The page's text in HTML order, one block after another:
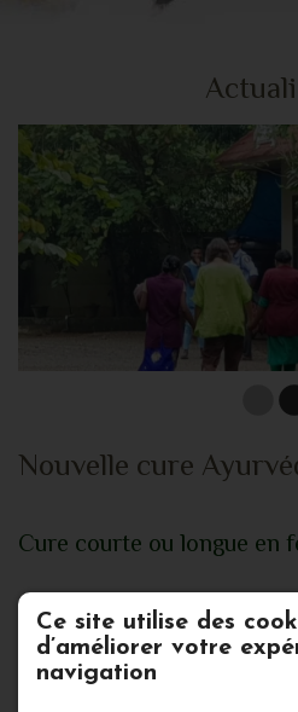
Nouvelle cure
Cure courte ou longue en
Nous aurons la chance
février prochain
Ce site utilise des
d’améliorer votre
navigation